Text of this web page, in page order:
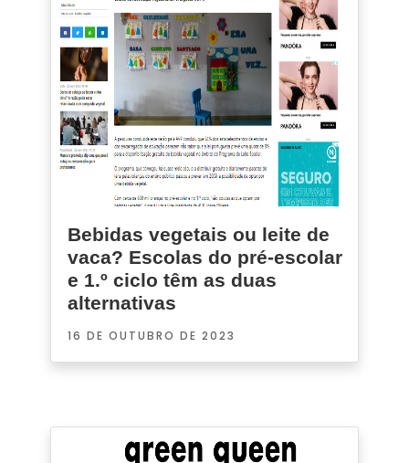
Bebidas vegetais ou leite de
vaca? Escolas do pré-escolar
e 1.º ciclo têm as duas
alternativas
16 DE OUTUBRO DE 2023